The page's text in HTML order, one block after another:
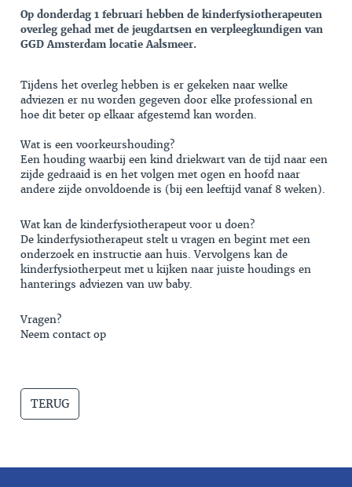
Op donderdag 1 februari hebben de kinderfysiotherapeuten
overleg gehad met de jeugdartsen en verpleegkundigen van
GGD Amsterdam locatie Aalsmeer.
Tijdens het overleg hebben is er gekeken naar welke
adviezen er nu worden gegeven door elke professional en
hoe dit beter op elkaar afgestemd kan worden.
Wat is een voorkeurshouding?
Een houding waarbij een kind driekwart van de tijd naar een
zijde gedraaid is en het volgen met ogen en hoofd naar
andere zijde onvoldoende is (bij een leeftijd vanaf 8 weken).
Wat kan de kinderfysiotherapeut voor u doen?
De kinderfysiotherapeut stelt u vragen en begint met een
onderzoek en instructie aan huis. Vervolgens kan de
kinderfysiotherpeut met u kijken naar juiste houdings en
hanterings adviezen van uw baby.
Vragen?
Neem contact op
TERUG